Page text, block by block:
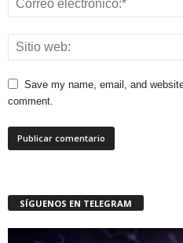
Save my name, email, and
comment.
SÍGUENOS EN TELEGRAM